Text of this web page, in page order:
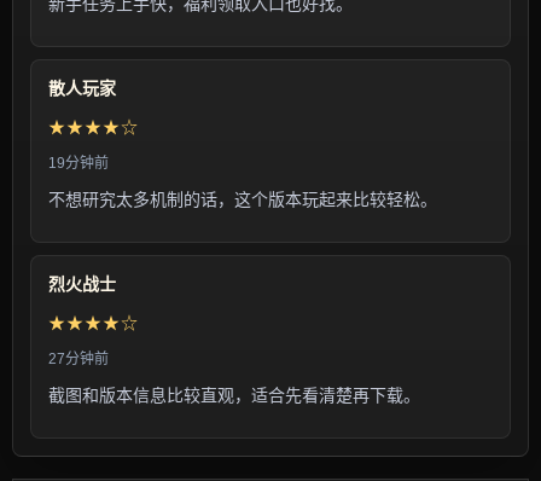
散人玩家
★★★★☆
19分钟前
不想研究太多机制的话，这个版本玩起来比较轻松。
烈火战士
★★★★☆
27分钟前
截图和版本信息比较直观，适合先看清楚再下载。